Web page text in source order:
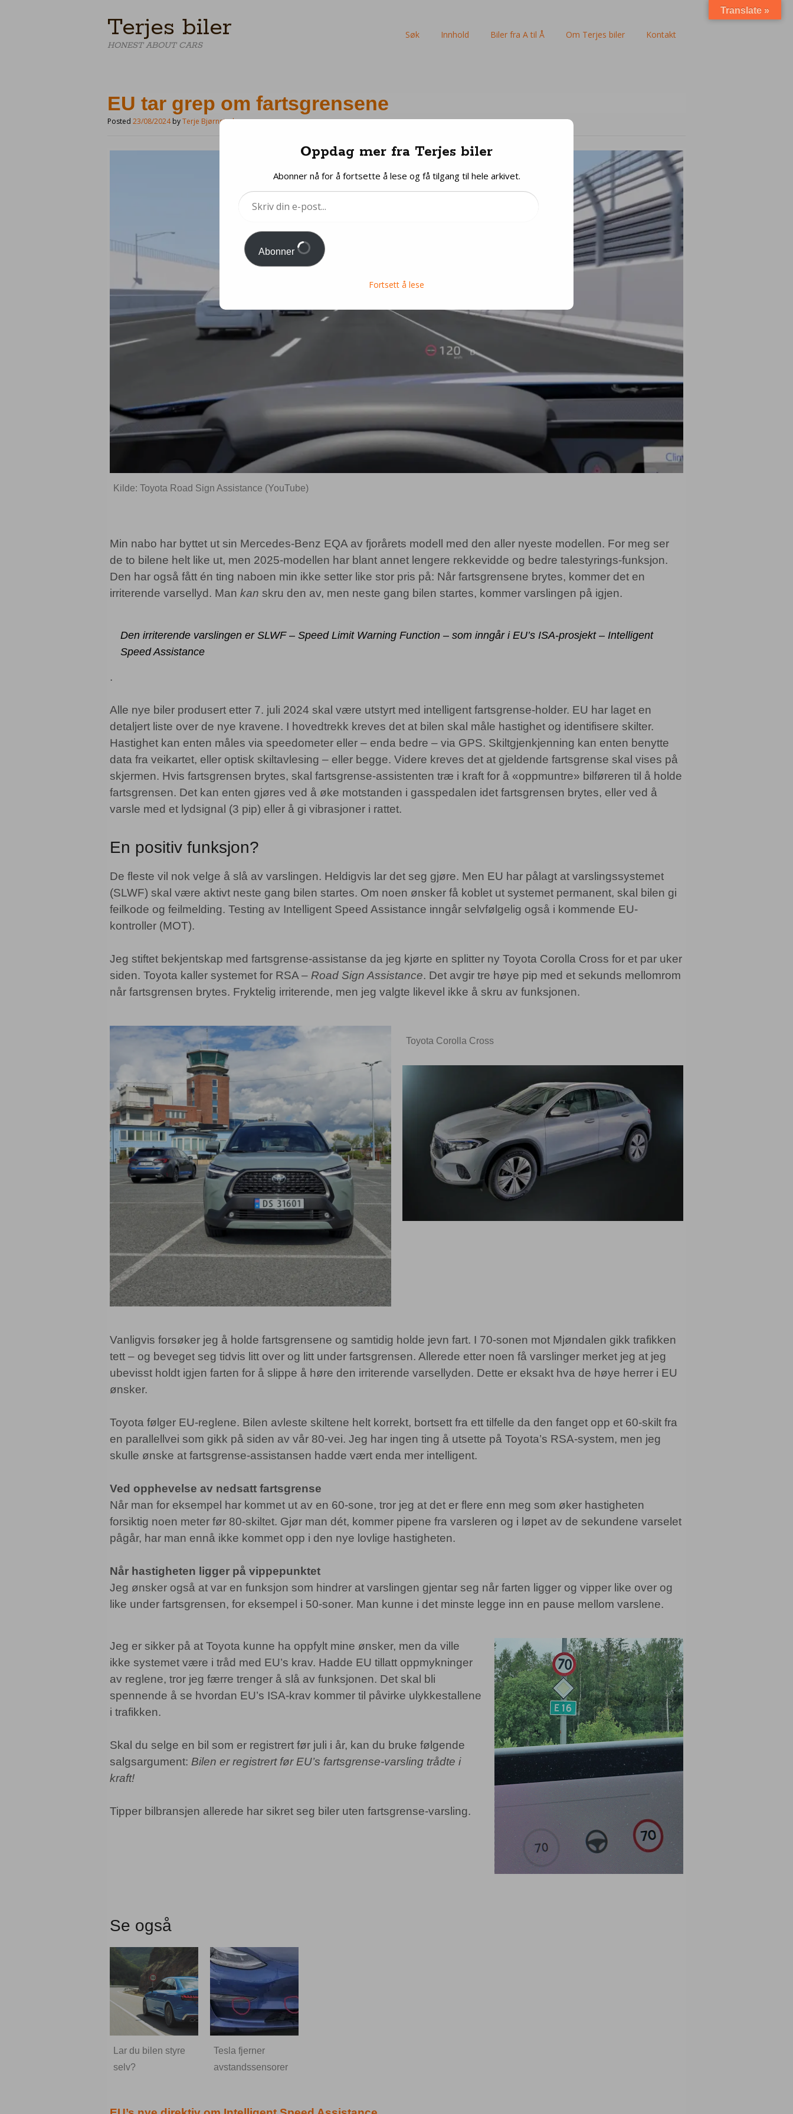
Terjes biler
HONEST ABOUT CARS
Skip
Søk Innhold Biler fra A til Å Om Terjes biler Kontakt
EU tar grep om fartsgrensene
Posted 23/08/2024 byTerje Bjørnstad
Kilde: Toyota Road Sign Assistance (YouTube)
Min nabo har byttet ut sin Mercedes-Benz EQA av fjorårets modell med den aller nyeste modellen. For meg ser
de to bilene helt like ut, men 2025-modellen har blant annet lengere rekkevidde og bedre talestyrings-funksjon.
Den har også fått én ting naboen min ikke setter like stor pris på: Når fartsgrensene brytes, kommer det en
irriterende varsellyd. Man kan skru den av, men neste gang bilen startes, kommer varslingen på igjen.
Den irriterende varslingen er SLWF – Speed Limit Warning Function – som inngår i EU’s ISA-prosjekt – Intelligent
Speed Assistance
.
Alle nye biler produsert etter 7. juli 2024 skal være utstyrt med intelligent fartsgrense-holder. EU har laget en
detaljert liste over de nye kravene. I hovedtrekk kreves det at bilen skal måle hastighet og identifisere skilter.
Hastighet kan enten måles via speedometer eller – enda bedre – via GPS. Skiltgjenkjenning kan enten benytte
data fra veikartet, eller optisk skiltavlesing – eller begge. Videre kreves det at gjeldende fartsgrense skal vises på
skjermen. Hvis fartsgrensen brytes, skal fartsgrense-assistenten træ i kraft for å «oppmuntre» bilføreren til å holde
fartsgrensen. Det kan enten gjøres ved å øke motstanden i gasspedalen idet fartsgrensen brytes, eller ved å
varsle med et lydsignal (3 pip) eller å gi vibrasjoner i rattet.
En positiv funksjon?
De fleste vil nok velge å slå av varslingen. Heldigvis lar det seg gjøre. Men EU har pålagt at varslingssystemet
(SLWF) skal være aktivt neste gang bilen startes. Om noen ønsker få koblet ut systemet permanent, skal bilen gi
feilkode og feilmelding. Testing av Intelligent Speed Assistance inngår selvfølgelig også i kommende EU-
kontroller (MOT).
Jeg stiftet bekjentskap med fartsgrense-assistanse da jeg kjørte en splitter ny Toyota Corolla Cross for et par uker
siden. Toyota kaller systemet for RSA – Road Sign Assistance. Det avgir tre høye pip med et sekunds mellomrom
når fartsgrensen brytes. Fryktelig irriterende, men jeg valgte likevel ikke å skru av funksjonen.
Toyota Corolla Cross
Vanligvis forsøker jeg å holde fartsgrensene og samtidig holde jevn fart. I 70-sonen mot Mjøndalen gikk trafikken
tett – og beveget seg tidvis litt over og litt under fartsgrensen. Allerede etter noen få varslinger merket jeg at jeg
ubevisst holdt igjen farten for å slippe å høre den irriterende varsellyden. Dette er eksakt hva de høye herrer i EU
ønsker.
Toyota følger EU-reglene. Bilen avleste skiltene helt korrekt, bortsett fra ett tilfelle da den fanget opp et 60-skilt fra
en parallellvei som gikk på siden av vår 80-vei. Jeg har ingen ting å utsette på Toyota’s RSA-system, men jeg
skulle ønske at fartsgrense-assistansen hadde vært enda mer intelligent.
Ved opphevelse av nedsatt fartsgrense
Når man for eksempel har kommet ut av en 60-sone, tror jeg at det er flere enn meg som øker hastigheten
forsiktig noen meter før 80-skiltet. Gjør man dét, kommer pipene fra varsleren og i løpet av de sekundene varselet
pågår, har man ennå ikke kommet opp i den nye lovlige hastigheten.
Når hastigheten ligger på vippepunktet
Jeg ønsker også at var en funksjon som hindrer at varslingen gjentar seg når farten ligger og vipper like over og
like under fartsgrensen, for eksempel i 50-soner. Man kunne i det minste legge inn en pause mellom varslene.
Jeg er sikker på at Toyota kunne ha oppfylt mine ønsker, men da ville
ikke systemet være i tråd med EU’s krav. Hadde EU tillatt oppmykninger
av reglene, tror jeg færre trenger å slå av funksjonen. Det skal bli
spennende å se hvordan EU’s ISA-krav kommer til påvirke ulykkestallene
i trafikken.
Skal du selge en bil som er registrert før juli i år, kan du bruke følgende
salgsargument: Bilen er registrert før EU’s fartsgrense-varsling trådte i
kraft!
Tipper bilbransjen allerede har sikret seg biler uten fartsgrense-varsling.
Se også
Lar du bilen styre
selv?
Tesla fjerner
avstandssensorer
Translate »
Oppdag mer fra Terjes biler
Abonner nå for å fortsette å lese og få tilgang til hele arkivet.
Skriv
Abonner
Fortsett å lese